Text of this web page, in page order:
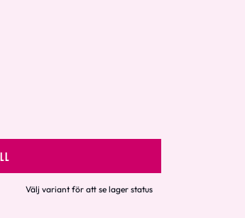
Välj variant för att se lager status